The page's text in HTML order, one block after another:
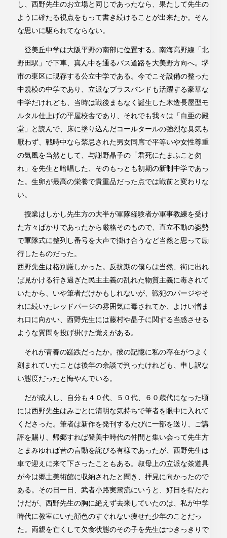
し、西野先生のお立場と同じであったなら、果たして先生の
ように確たる視点をもって書き続けることが出来たか。そん
な思いに駆られてならない。
登美丘中学は大阪平野の南部に位置する。南海高野線「北
野田駅」で下車、真ん中を通るバス道路を大美野方向へ。堺
市の東区に現存する公立中学である。今でこそ設備の整った
中規模の中学であり、立派なブラスバンドも活躍する豪華な
中学だけれども、当時は戦後まもなく誕生した木造長屋型モ
ルタル仕上げの平屋校舎であり、それでも我々は「白亜の殿
堂」と読んで、床に塗り込んだコールタールの強烈な臭気も
厭わず、戦時中なら禁忌された男女同席で平等いや女性尊重
の気風を当然として、与謝野晶子の「君死にたまふこと勿
れ」を先生と暗唱した、そのもっとも初期の新制中学であっ
た。生卵が最高の栄養で貴重品だった点では戦前と変わりな
い。
授業はしかし先生方の大半が軍隊経験者か軍事教練を受け
た方々ばかりであったから厳格そのもので、直立不動の姿勢
で軍隊式に整列し番号を大声で掛け合うなど当然と思って励
行したものだった。
西野先生は格別厳しかった。反抗期の僕らは当然、街に出れ
ば見かける行き過ぎた民主主義の乱れた物質主義に毒されて
いたから、いや筆者だけかもしれないが、戦犯のパージやそ
れに続いたレッドパージの雰囲気に毒されてか、よけい憎ま
れ口に向かい、西野先生には藤村や晶子に関する当惑させる
ような質問を投げ掛けた覚えがある。
それが青春の蹉跌だったか。彼の記憶に私の存在がつよく
刻まれていたことは後年の余談で判ったけれども、申し訳な
い態度だったと悔やんでいる。
だが成人し、自分も４０代、５０代、６０歳代になった頃
には西野先生はみごとに清明な気持ちで筆者を眼中に入れて
くださった。筆者は新作を発刊するたびに一部を送り、ご講
評を賜り、帰郷すれば登美中時代の仲間と集い会って先生方
とまみゆれば昔の言動を詫びる有様であったが、西野先生は
車で迎えに来て下さったこともある。叔母上の立派な茶道具
が今は郷土美術館に収納されたと聞き、拝見に向かったので
ある。その日一日、武者小路実篤流にいうと、好日を得たわ
けだが、西野先生の胸に絶えず去来していたのは、私が中学
時代に教室にいた顔色のすぐれない痩せた少年のことだっ
た。両親を亡くして欠食状態のその子を先生はつきっきりで